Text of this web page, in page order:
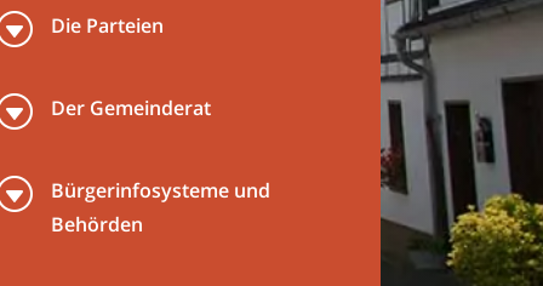
Die Parteien
Der Gemeinderat
Bürgerinfosysteme und
Behörden